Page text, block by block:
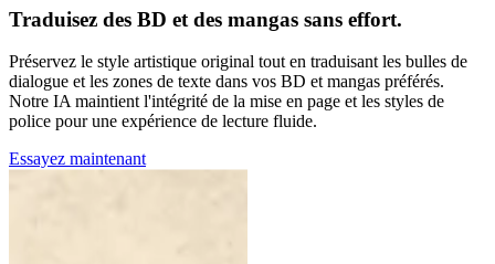
Traduisez des BD et des mangas sans effort.
Préservez le style artistique original tout en traduisant les bulles de
dialogue et les zones de texte dans vos BD et mangas préférés.
Notre IA maintient l'intégrité de la mise en page et les styles de
police pour une expérience de lecture fluide.
Essayez maintenant